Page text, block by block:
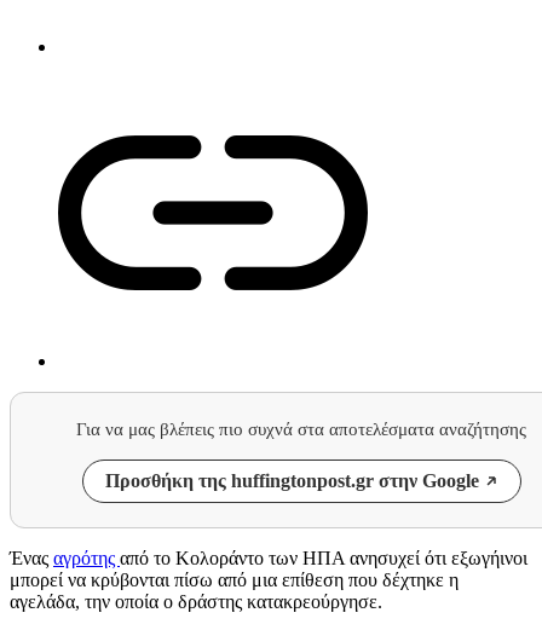
Για να μας βλέπεις πιο συχνά στα αποτελέσματα αναζήτησης
Προσθήκη της huffingtonpost.gr στην Google
Ένας αγρότης από το Κολοράντο των ΗΠΑ ανησυχεί ότι εξωγήινοι
μπορεί να κρύβονται πίσω από μια επίθεση που δέχτηκε η
αγελάδα, την οποία ο δράστης κατακρεούργησε.